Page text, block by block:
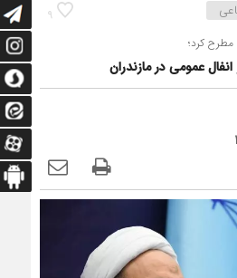
9
کرد؛
عمومی در مازندران